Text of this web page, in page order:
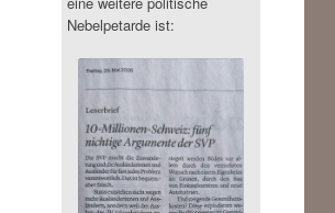
Nebelpetarde ist: